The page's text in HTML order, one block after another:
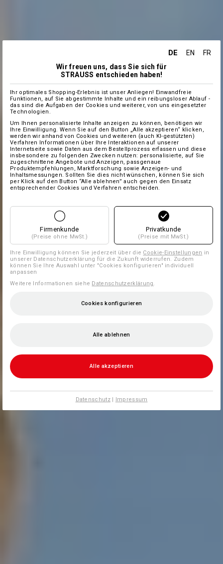
DE EN
FR
Wir freuen uns, dass Sie sich für
STRAUSS entschieden haben!
Ihr optimales Shopping-Erlebnis ist unser Anliegen! Einwandfreie
Funktionen, auf Sie abgestimmte Inhalte und ein reibungsloser Ablauf -
das sind die Aufgaben der Cookies und weiterer, von uns eingesetzter
Technologien.
Um Ihnen personalisierte Inhalte anzeigen zu können, benötigen wir
Ihre Einwilligung. Wenn Sie auf den Button „Alle akzeptieren“ klicken,
werden wir anhand von Cookies und weiteren (auch KI-gestützten)
Verfahren Informationen über Ihre Interaktionen auf unserer
Internetseite sowie Daten aus dem Bestellprozess erfassen und diese
insbesondere zu folgenden Zwecken nutzen: personalisierte, auf Sie
zugeschnittene Angebote und Anzeigen, passgenaue
Produktempfehlungen, Marktforschung sowie Anzeigen- und
Inhaltsmessungen. Sollten Sie dies nicht wünschen, können Sie sich
per Klick auf den Button “Alle ablehnen” auch gegen den Einsatz
entsprechender Cookies und Verfahren entscheiden.
Firmenkunde
(Preise ohne MwSt.)
Privatkunde
(Preise mit MwSt.)
Ihre Einwilligung können Sie jederzeit über die Cookie-Einstellungen in
unserer Datenschutzerklärung für die Zukunft widerrufen. Zudem
können Sie Ihre Auswahl unter "Cookies konfigurieren" individuell
anpassen
Weitere Informationen siehe Datenschutzerklärung.
Cookies konfigurieren
Alle ablehnen
Alle akzeptieren
Datenschutz| Impressum